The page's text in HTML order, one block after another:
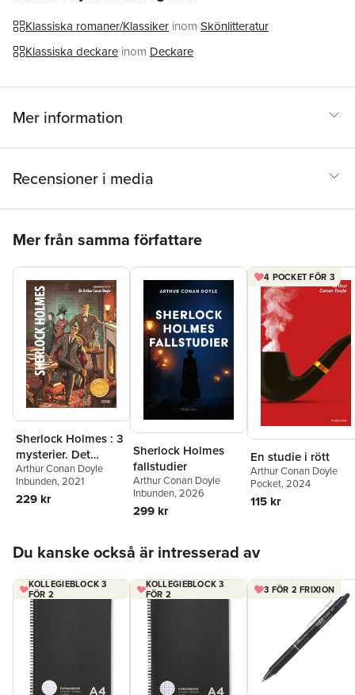
Klassiska romaner/Klassiker inom Skönlitteratur
Klassiska deckare inom Deckare
Mer information
Recensioner i media
Mer från samma författare
Sherlock Holmes : 3
mysterier. Det
spräckliga bandet ;
De rödhårigas
förening ; En
Arthur Conan Doyle
Inbunden, 2021
229 kr
Sherlock Holmes
fallstudier
Arthur Conan Doyle
Inbunden, 2026
299 kr
4 POCKET FÖR 3
En studie i rött
Arthur Conan Doyle
Pocket, 2024
115 kr
Du kanske också är intresserad av
KOLLEGIEBLOCK 3
FÖR 2
KOLLEGIEBLOCK 3
FÖR 2
3 FÖR 2 FRIXION